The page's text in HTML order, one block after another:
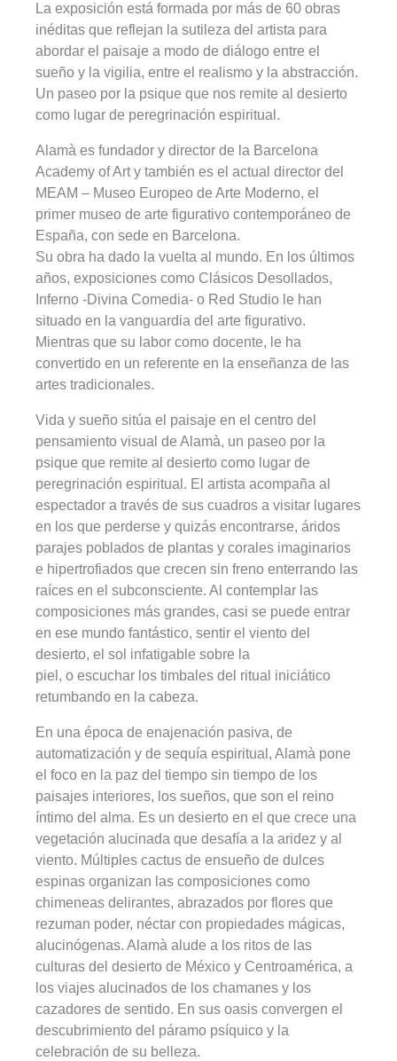
La exposición está formada por más de 60 obras
inéditas que reflejan la sutileza del artista para
abordar el paisaje a modo de diálogo entre el
sueño y la vigilia, entre el realismo y la abstracción.
Un paseo por la psique que nos remite al desierto
como lugar de peregrinación espiritual.
Alamà es fundador y director de la Barcelona
Academy of Art y también es el actual director del
MEAM – Museo Europeo de Arte Moderno, el
primer museo de arte figurativo contemporáneo de
España, con sede en Barcelona.
Su obra ha dado la vuelta al mundo. En los últimos
años, exposiciones como Clásicos Desollados,
Inferno -Divina Comedia- o Red Studio le han
situado en la vanguardia del arte figurativo.
Mientras que su labor como docente, le ha
convertido en un referente en la enseñanza de las
artes tradicionales.
Vida y sueño sitúa el paisaje en el centro del
pensamiento visual de Alamà, un paseo por la
psique que remite al desierto como lugar de
peregrinación espiritual. El artista acompaña al
espectador a través de sus cuadros a visitar lugares
en los que perderse y quizás encontrarse, áridos
parajes poblados de plantas y corales imaginarios
e hipertrofiados que crecen sin freno enterrando las
raíces en el subconsciente. Al contemplar las
composiciones más grandes, casi se puede entrar
en ese mundo fantástico, sentir el viento del
desierto, el sol infatigable sobre la
piel, o escuchar los timbales del ritual iniciático
retumbando en la cabeza.
En una época de enajenación pasiva, de
automatización y de sequía espiritual, Alamà pone
el foco en la paz del tiempo sin tiempo de los
paisajes interiores, los sueños, que son el reino
íntimo del alma. Es un desierto en el que crece una
vegetación alucinada que desafía a la aridez y al
viento. Múltiples cactus de ensueño de dulces
espinas organizan las composiciones como
chimeneas delirantes, abrazados por flores que
rezuman poder, néctar con propiedades mágicas,
alucinógenas. Alamà alude a los ritos de las
culturas del desierto de México y Centroamérica, a
los viajes alucinados de los chamanes y los
cazadores de sentido. En sus oasis convergen el
descubrimiento del páramo psíquico y la
celebración de su belleza.